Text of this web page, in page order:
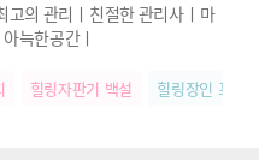
의 관리ㅣ친절한 관리사ㅣ마
늑한공간ㅣ
힐링자판기 백설 힐링장인 포도